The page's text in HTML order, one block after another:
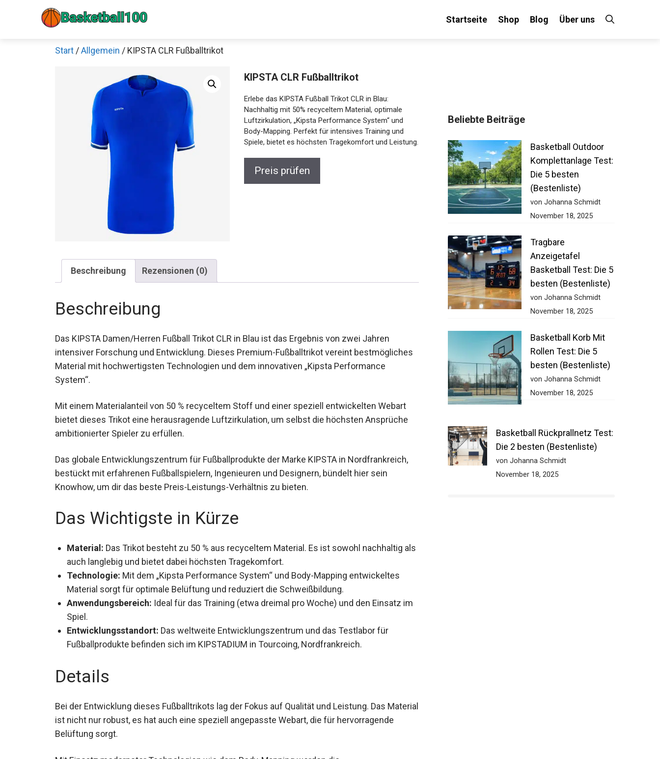
Startseite Shop Blog Über uns
Start /Allgemein / KIPSTA CLR Fußballtrikot
KIPSTA CLR Fußballtrikot
Erlebe das KIPSTA Fußball Trikot CLR in Blau:
Nachhaltig mit 50% recyceltem Material, optimale
Luftzirkulation, „Kipsta Performance System“ und
Body-Mapping. Perfekt für intensives Training und
Spiele, bietet es höchsten Tragekomfort und
Preis prüfen
Beschreibung Rezensionen (0)
Beschreibung
Das KIPSTA Damen/Herren Fußball Trikot CLR in Blau ist das Ergebnis von zwei Jahren
intensiver Forschung und Entwicklung. Dieses Premium-Fußballtrikot vereint bestmögliches
Material mit hochwertigsten Technologien und dem innovativen „Kipsta Performance
System“.
Mit einem Materialanteil von 50 % recyceltem Stoff und einer speziell entwickelten Webart
bietet dieses Trikot eine herausragende Luftzirkulation, um selbst die höchsten Ansprüche
ambitionierter Spieler zu erfüllen.
Das globale Entwicklungszentrum für Fußballprodukte der Marke KIPSTA in Nordfrankreich,
bestückt mit erfahrenen Fußballspielern, Ingenieuren und Designern, bündelt hier sein
Knowhow, um dir das beste Preis-Leistungs-Verhältnis zu bieten.
Das Wichtigste in Kürze
Material: Das Trikot besteht zu 50 % aus recyceltem Material. Es ist sowohl nachhaltig
als auch langlebig und bietet dabei höchsten Tragekomfort.
Technologie: Mit dem „Kipsta Performance System“ und Body-Mapping entwickeltes
Material sorgt für optimale Belüftung und reduziert die Schweißbildung.
Anwendungsbereich: Ideal für das Training (etwa dreimal pro Woche) und den Einsatz im
Spiel.
Entwicklungsstandort: Das weltweite Entwicklungszentrum und das Testlabor für
Fußballprodukte befinden sich im KIPSTADIUM in Tourcoing, Nordfrankreich.
Details
Bei der Entwicklung dieses Fußballtrikots lag der Fokus auf Qualität und Leistung. Das
Material ist nicht nur robust, es hat auch eine speziell angepasste Webart, die für
hervorragende Belüftung sorgt.
Beliebte Beiträge
Basketball Outdoor
Komplettanlage
Test: Die 5 besten
(Bestenliste)
von Johanna Schmidt
November 18, 2025
Tragbare
Anzeigetafel
Basketball Test: Die
5 besten
(Bestenliste)
von Johanna Schmidt
Basketball Korb Mit
Rollen Test: Die 5
besten (Bestenliste)
von Johanna Schmidt
Basketball Rückprallnetz
Test: Die 2 besten
(Bestenliste)
Jetzt anschauen